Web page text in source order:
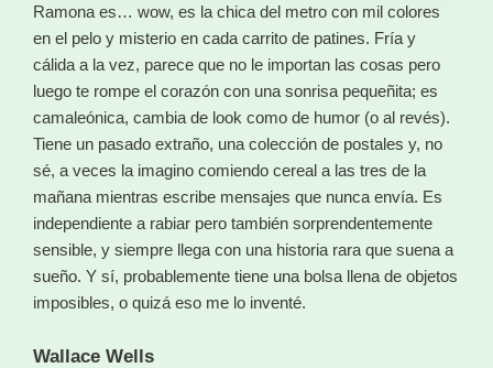
Ramona es… wow, es la chica del metro con mil colores
en el pelo y misterio en cada carrito de patines. Fría y
cálida a la vez, parece que no le importan las cosas pero
luego te rompe el corazón con una sonrisa pequeñita; es
camaleónica, cambia de look como de humor (o al revés).
Tiene un pasado extraño, una colección de postales y, no
sé, a veces la imagino comiendo cereal a las tres de la
mañana mientras escribe mensajes que nunca envía. Es
independiente a rabiar pero también sorprendentemente
sensible, y siempre llega con una historia rara que suena a
sueño. Y sí, probablemente tiene una bolsa llena de objetos
imposibles, o quizá eso me lo inventé.
Wallace Wells